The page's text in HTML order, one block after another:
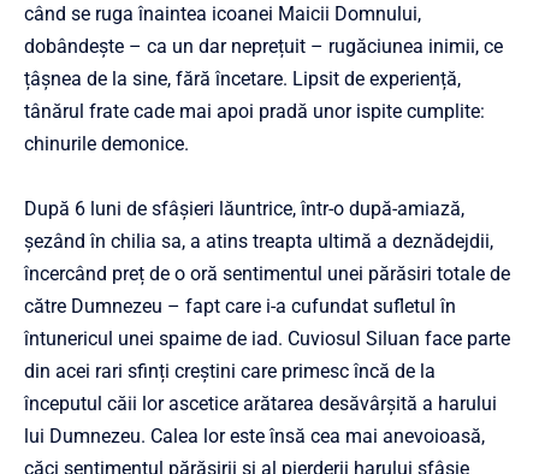
când se ruga înaintea icoanei Maicii Domnului,
dobândește – ca un dar neprețuit – rugăciunea inimii, ce
țâșnea de la sine, fără încetare. Lipsit de experiență,
tânărul frate cade mai apoi pradă unor ispite cumplite:
chinurile demonice.
După 6 luni de sfâșieri lăuntrice, într-o după-amiază,
șezând în chilia sa, a atins treapta ultimă a deznădejdii,
încercând preț de o oră sentimentul unei părăsiri totale de
către Dumnezeu – fapt care i-a cufundat sufletul în
întunericul unei spaime de iad. Cuviosul Siluan face parte
din acei rari sfinți creștini care primesc încă de la
începutul căii lor ascetice arătarea desăvârșită a harului
lui Dumnezeu. Calea lor este însă cea mai anevoioasă,
căci sentimentul părăsirii și al pierderii harului sfâșie